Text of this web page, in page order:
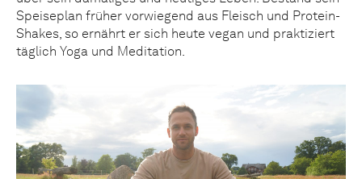
Speiseplan früher vorwiegend aus Fleisch und Protein-
Shakes, so ernährt er sich heute vegan und praktiziert
täglich Yoga und Meditation.